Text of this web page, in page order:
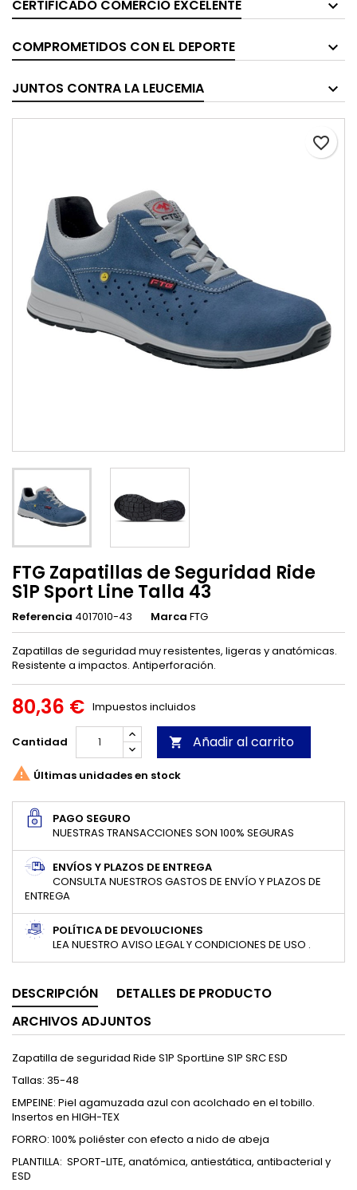
CERTIFICADO COMERCIO EXCELENTE
COMPROMETIDOS CON EL DEPORTE
JUNTOS CONTRA LA LEUCEMIA
favorite_border
FTG Zapatillas de Seguridad Ride
S1P Sport Line Talla 43
Referencia 4017010-43 Marca FTG
Zapatillas de seguridad muy resistentes, ligeras y anatómicas.
Resistente a impactos. Antiperforación.
80,36 € Impuestos incluidos
Cantidad  Añadir al carrito
 Últimas unidades en stock
PAGO SEGURO
NUESTRAS TRANSACCIONES SON 100% SEGURAS
ENVÍOS Y PLAZOS DE ENTREGA
CONSULTA NUESTROS GASTOS DE ENVÍO Y PLAZOS DE
ENTREGA
POLÍTICA DE DEVOLUCIONES
LEA NUESTRO AVISO LEGAL Y CONDICIONES DE USO .
DESCRIPCIÓN
DETALLES DE PRODUCTO
ARCHIVOS ADJUNTOS
Zapatilla de seguridad Ride S1P SportLine S1P SRC ESD
Tallas: 35-48
EMPEINE: Piel agamuzada azul con acolchado en el tobillo.
Insertos en HIGH-TEX
FORRO: 100% poliéster con efecto a nido de abeja
PLANTILLA: SPORT-LITE, anatómica, antiestática, antibacterial y
ESD